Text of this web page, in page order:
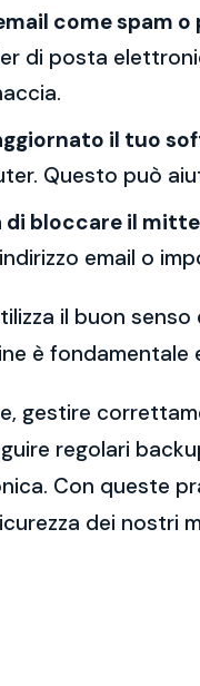
come spam
di posta
il tuo
Questo può
di bloccare il
email o
il buon
è
gestire
regolari
Con queste
dei nostri